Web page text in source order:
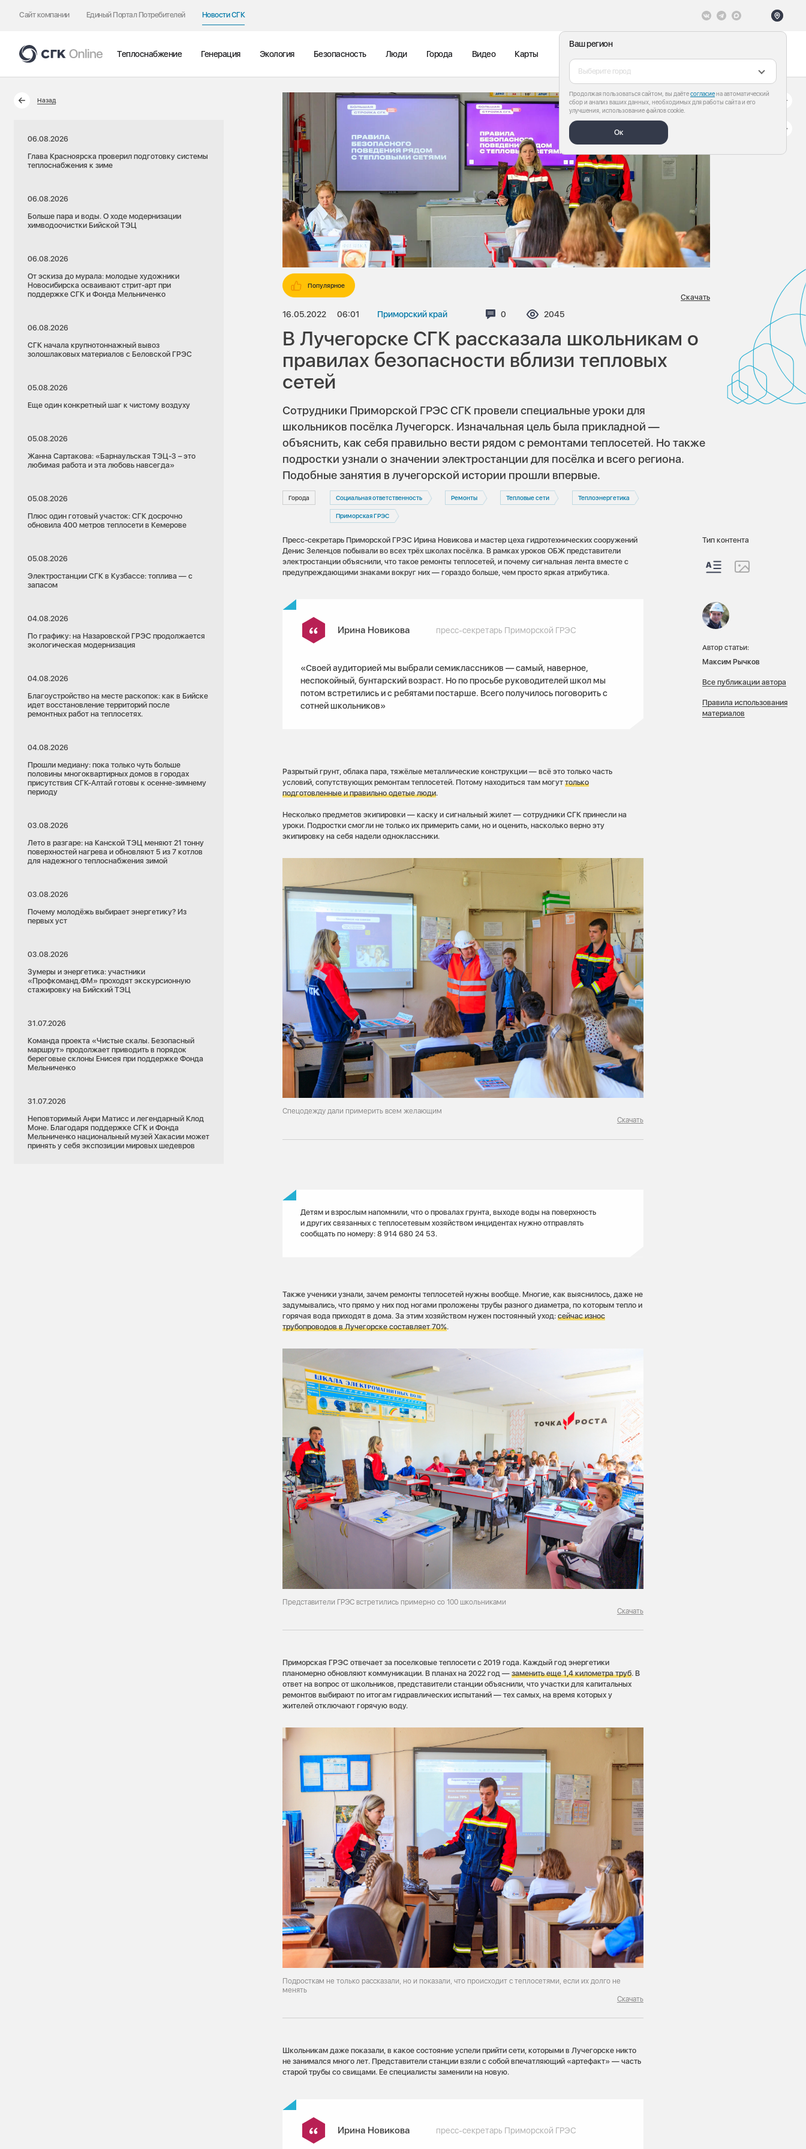
Сайт компании Единый Портал Потребителей Новости СГК
Ваш регион
Выберите город
Продолжая пользоваться сайтом, вы даётесогласиена автоматический
сбор и анализ ваших данных, необходимых для работы сайта и его
улучшения, использование файлов cookie.
Ок
Теплоснабжение Генерация Экология Безопасность Люди Города Видео Карты
Назад
06.08.2026
Глава Красноярска проверил подготовку системы
теплоснабжения к зиме
06.08.2026
Больше пара и воды. О ходе модернизации
химводоочистки Бийской ТЭЦ
06.08.2026
От эскиза до мурала: молодые художники
Новосибирска осваивают стрит-арт при
поддержке СГК и Фонда Мельниченко
06.08.2026
СГК начала крупнотоннажный вывоз
золошлаковых материалов с Беловской ГРЭС
05.08.2026
Еще один конкретный шаг к чистому воздуху
05.08.2026
Жанна Сартакова: «Барнаульская ТЭЦ-3 – это
любимая работа и эта любовь навсегда»
05.08.2026
Плюс один готовый участок: СГК досрочно
обновила 400 метров теплосети в Кемерове
05.08.2026
Электростанции СГК в Кузбассе: топлива — с
запасом
04.08.2026
По графику: на Назаровской ГРЭС продолжается
экологическая модернизация
04.08.2026
Благоустройство на месте раскопок: как в Бийске
идет восстановление территорий после
ремонтных работ на теплосетях.
04.08.2026
Прошли медиану: пока только чуть больше
половины многоквартирных домов в городах
присутствия СГК-Алтай готовы к осенне-зимнему
периоду
03.08.2026
Лето в разгаре: на Канской ТЭЦ меняют 21 тонну
поверхностей нагрева и обновляют 5 из 7 котлов
для надежного теплоснабжения зимой
03.08.2026
Почему молодёжь выбирает энергетику? Из
первых уст
03.08.2026
Зумеры и энергетика: участники
«Профкоманд.ФМ» проходят экскурсионную
стажировку на Бийский ТЭЦ
31.07.2026
Команда проекта «Чистые скалы. Безопасный
маршрут» продолжает приводить в порядок
береговые склоны Енисея при поддержке Фонда
Мельниченко
31.07.2026
Неповторимый Анри Матисс и легендарный Клод
Моне. Благодаря поддержке СГК и Фонда
Мельниченко национальный музей Хакасии может
принять у себя экспозиции мировых шедевров
Популярное
16.05.2022 06:01 Приморский край Комментариев:
0 Просмотров:
2045
Скачать
В Лучегорске СГК рассказала школьникам о
правилах безопасности вблизи тепловых
сетей
Сотрудники Приморской ГРЭС СГК провели специальные уроки для
школьников посёлка Лучегорск. Изначальная цель была прикладной —
объяснить, как себя правильно вести рядом с ремонтами теплосетей. Но также
подростки узнали о значении электростанции для посёлка и всего региона.
Подобные занятия в лучегорской истории прошли впервые.
Города Социальная ответственность Ремонты Тепловые сети Теплоэнергетика
Приморская ГРЭС
Пресс-секретарь Приморской ГРЭС Ирина Новикова и мастер цеха гидротехнических сооружений
Денис Зеленцов побывали во всех трёх школах посёлка. В рамках уроков ОБЖ представители
электростанции объяснили, что такое ремонты теплосетей, и почему сигнальная лента вместе с
предупреждающими знаками вокруг них — гораздо больше, чем просто яркая атрибутика.
Ирина Новикова пресс-секретарь Приморской ГРЭС
«Своей аудиторией мы выбрали семиклассников — самый, наверное,
неспокойный, бунтарский возраст. Но по просьбе руководителей школ мы
потом встретились и с ребятами постарше. Всего получилось поговорить с
сотней школьников»
Разрытый грунт, облака пара, тяжёлые металлические конструкции — всё это только часть
условий, сопутствующих ремонтам теплосетей. Потому находиться там могуттолько
подготовленные и правильно одетые люди.
Несколько предметов экипировки — каску и сигнальный жилет — сотрудники СГК принесли на
уроки. Подростки смогли не только их примерить сами, но и оценить, насколько верно эту
экипировку на себя надели одноклассники.
Спецодежду дали примерить всем желающим
Скачать
Детям и взрослым напомнили, что о провалах грунта, выходе воды на поверхность
и других связанных с теплосетевым хозяйством инцидентах нужно отправлять
сообщать по номеру: 8 914 680 24 53.
Также ученики узнали, зачем ремонты теплосетей нужны вообще. Многие, как выяснилось, даже не
задумывались, что прямо у них под ногами проложены трубы разного диаметра, по которым тепло и
горячая вода приходят в дома. За этим хозяйством нужен постоянный уход:сейчас износ
трубопроводов в Лучегорске составляет 70%.
Представители ГРЭС встретились примерно со 100 школьниками
Скачать
Приморская ГРЭС отвечает за поселковые теплосети с 2019 года. Каждый год энергетики
планомерно обновляют коммуникации. В планах на 2022 год —заменить еще 1,4 километра труб. В
ответ на вопрос от школьников, представители станции объяснили, что участки для капитальных
ремонтов выбирают по итогам гидравлических испытаний — тех самых, на время которых у
жителей отключают горячую воду.
Подросткам не только рассказали, но и показали, что происходит с теплосетями, если их долго не
менять
Скачать
Школьникам даже показали, в какое состояние успели прийти сети, которыми в Лучегорске никто
не занимался много лет. Представители станции взяли с собой впечатляющий «артефакт» — часть
старой трубы со свищами. Ее специалисты заменили на новую.
Ирина Новикова пресс-секретарь Приморской ГРЭС
Тип контента
Автор статьи:
Максим Рычков
Все публикации автора
Правила использования
материалов